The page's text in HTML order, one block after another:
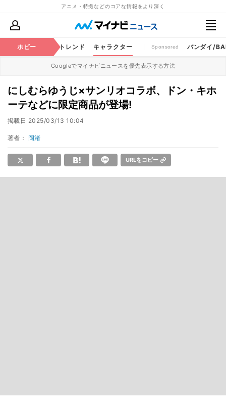
アニメ・特撮などのコアな情報をより深く
ホビー
特撮 トレンド キャラクター Sponsored バンダイ/
Googleでマイナビニュースを優先表示する方法
にしむらゆうじ×サンリオコラボ、ドン・キホ
ーテなどに限定商品が登場!
掲載日 2025/03/13 10:04
著者： 岡渚
URLをコピー